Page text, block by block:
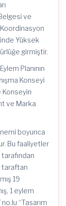
ve
Yüksek
girmiştir.
Planının
Konseyi
ve Marka
boyunca
Bu faaliyetler
taraftan
19
1 eylem
“Tasarım